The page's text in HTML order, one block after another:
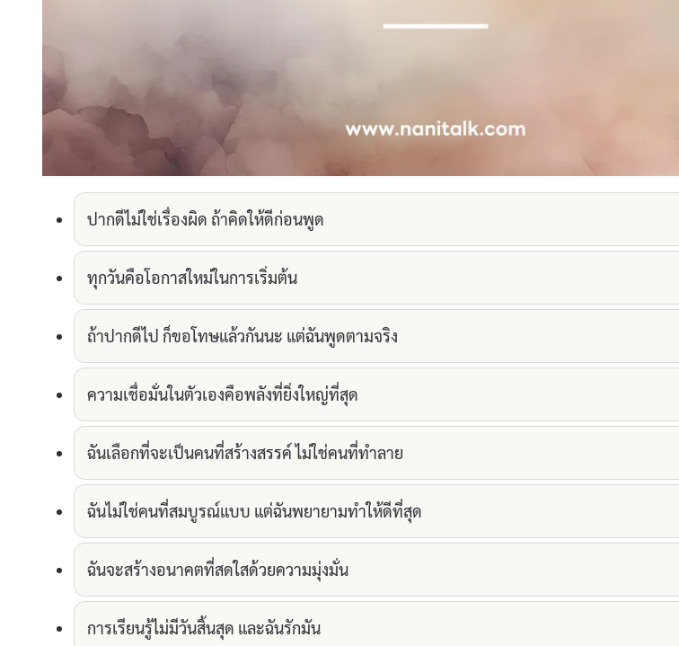
ปากดีไม่ใช่เรื่องผิด ถ้าคิดให้ดีก่อนพูด
ทุกวันคือโอกาสใหม่ในการเริ่มต้น
ถ้าปากดีไป ก็ขอโทษแล้วกันนะ แต่ฉันพูดตามจริง
ความเชื่อมั่นในตัวเองคือพลังที่ยิ่งใหญ่ที่สุด
ฉันเลือกที่จะเป็นคนที่สร้างสรรค์ ไม่ใช่คนที่ทำลาย
ฉันไม่ใช่คนที่สมบูรณ์แบบ แต่ฉันพยายามทำให้ดีที่สุด
ฉันจะสร้างอนาคตที่สดใสด้วยความมุ่งมั่น
การเรียนรู้ไม่มีวันสิ้นสุด และฉันรักมัน